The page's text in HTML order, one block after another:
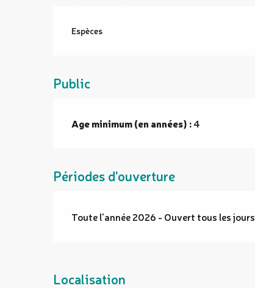
Espèces
Public
Age minimum (en années) :4
Périodes d'ouverture
Toute l'année 2026 - Ouvert tous les jours
Localisation